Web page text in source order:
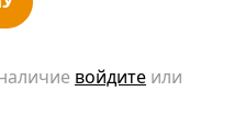
войдите или